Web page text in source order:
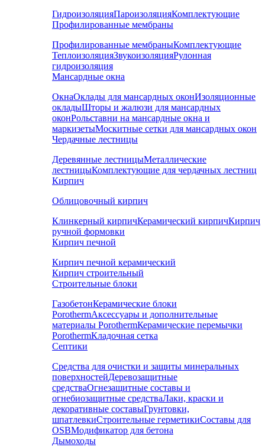
ГидроизоляцияПароизоляцияКомплектующие
Профилированные мембраны
Профилированные мембраныКомплектующие
ТеплоизоляцияЗвукоизоляцияРулонная
гидроизоляция
Мансардные окна
ОкнаОклады для мансардных оконИзоляционные
окладыШторы и жалюзи для мансардных
оконРольставни на мансардные окна и
маркизетыМоскитные сетки для мансардных окон
Чердачные лестницы
Деревянные лестницыМеталлические
лестницыКомплектующие для чердачных лестниц
Кирпич
Облицовочный кирпич
Клинкерный кирпичКерамический кирпичКирпич
ручной формовки
Кирпич печной
Кирпич печной керамический
Кирпич строительный
Строительные блоки
ГазобетонКерамические блоки
PorothermАксессуары и дополнительные
материалы PorothermКерамические перемычки
PorothermКладочная сетка
Септики
Средства для очистки и защиты минеральных
поверхностейДеревозащитные
средстваОгнезащитные составы и
огнебиозащитные средстваЛаки, краски и
декоративные составыГрунтовки,
шпатлевкиСтроительные герметикиСоставы для
OSBМодификатор для бетона
Дымоходы